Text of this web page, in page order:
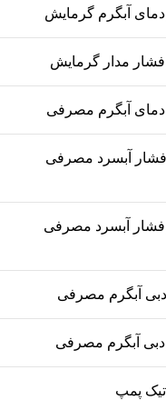
دمای آبگرم گرمایش
فشار مدار گرمایش
دمای آبگرم مصرفی
آبسرد مصرفی
فشار آبسرد مصرفی
آبگرم مصرفی
دبی آبگرم مصرفی
پمپ